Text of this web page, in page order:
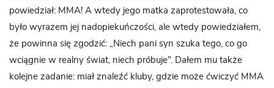
powiedział: MMA! A wtedy jego matka zaprotestowała, co
było wyrazem jej nadopiekuńczości, ale wtedy powiedziałem,
że powinna się zgodzić: „Niech pani syn szuka tego, co go
wciągnie w realny świat, niech próbuje”. Dałem mu także
kolejne zadanie: miał znaleźć kluby, gdzie może ćwiczyć MMA